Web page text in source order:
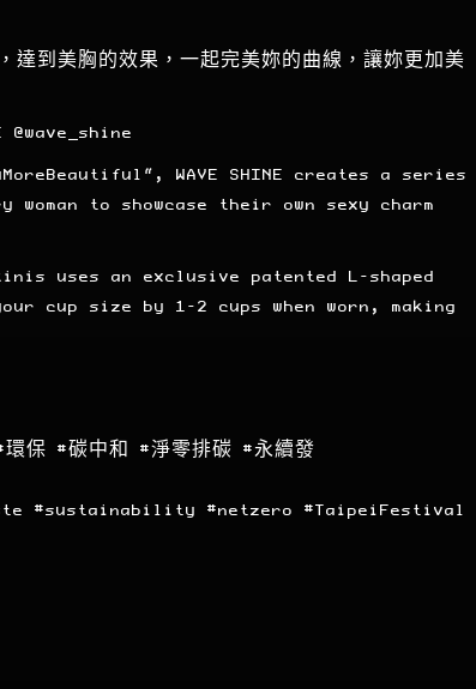
達到美胸的效果，一起完美妳的曲線，讓妳更加美
@wave_shine
“, WAVE SHINE creates a series
to showcase their own sexy charm
uses an exclusive patented L-shaped
cup size by 1-2 cups when worn, making
環保 #碳中和 #淨零排碳
#永續發
#sustainability #netzero #TaipeiFestival